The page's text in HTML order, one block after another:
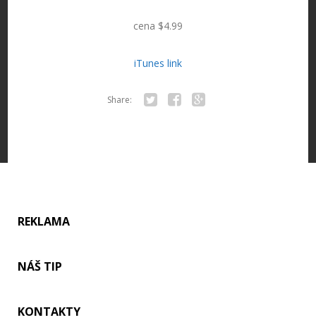
cena $4.99
iTunes link
Share:
REKLAMA
NÁŠ TIP
KONTAKTY